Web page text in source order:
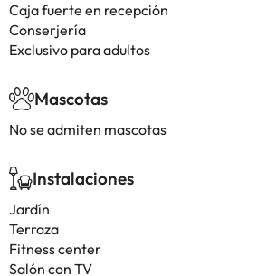
Caja fuerte en recepción
Conserjería
Exclusivo para adultos
Mascotas
No se admiten mascotas
Instalaciones
Jardín
Terraza
Fitness center
Salón con TV